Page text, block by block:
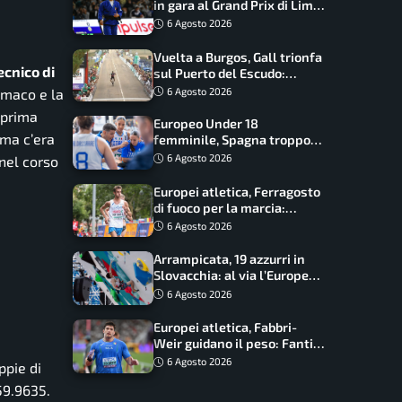
di
e la
c’era
corso
di
in gara al Grand Prix di Lima:
17 azzurri convocati
6 Agosto 2026
Vuelta a Burgos, Gall trionfa
sul Puerto del Escudo:
Ciccone secondo e nuova
6 Agosto 2026
Europeo Under 18
femminile, Spagna troppo
forte: Italia battuta 95-41,
6 Agosto 2026
Europei atletica, Ferragosto
di fuoco per la marcia:
Palmisano, Stano e
6 Agosto 2026
Arrampicata, 19 azzurri in
Slovacchia: al via l’Europe
Series Lead, tappa decisiva
6 Agosto 2026
Europei atletica, Fabbri-
Weir guidano il peso: Fantini
difende il titolo nel martello
6 Agosto 2026